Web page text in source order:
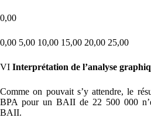
0,00
0,00 5,00 10,00 15,00 20,00 25,00
VI Interprétation de l’analyse
Comme on pouvait s’y attendre, le
BPA pour un BAII de 22 500 000
BAII.